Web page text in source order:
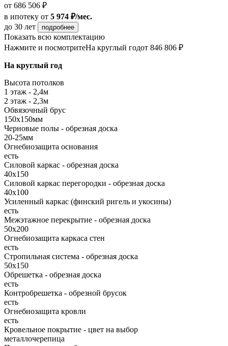
от 686 506 ₽
в ипотеку от 5 974 ₽/мес.
до 30 лет
подробнее
Показать всю комплектацию
Нажмите и посмотритеНа круглый годот 846 806 ₽
На круглый год
Высота потолков
1 этаж - 2,4м
2 этаж - 2,3м
Обвязочный брус
150х150мм
Черновые полы - обрезная доска
20-25мм
Огнебиозащита основания
есть
Силовой каркас - обрезная доска
40х150
Силовой каркас перегородки - обрезная доска
40x100
Усиленный каркас (финский ригель и укосины)
есть
Межэтажное перекрытие - обрезная доска
50х200
Огнебиозащита каркаса стен
есть
Стропильная система - обрезная доска
50х150
Обрешетка - обрезная доска
есть
Контробрешетка - обрезной брусок
есть
Огнебиозащита кровли
есть
Кровельное покрытие - цвет на выбор
металлочерепица